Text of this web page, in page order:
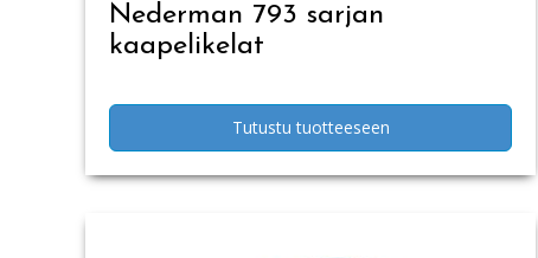
Nederman 793 sarjan
kaapelikelat
Tutustu tuotteeseen